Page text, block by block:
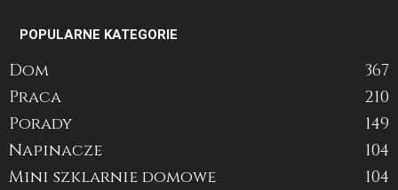
POPULARNE KATEGORIE
Dom
367
Praca
210
Porady
149
Napinacze
104
Mini szklarnie domowe
104